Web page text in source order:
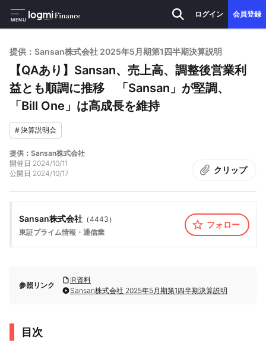
MENU
ログイン 会員登録
提供：Sansan株式会社 2025年5月期第1四半期決算説明
【QAあり】Sansan、売上高、調整後営業利
益とも順調に推移 「Sansan」が堅調、
「Bill One」は高成長を維持
#決算説明会
提供：Sansan株式会社
開催日 2024/10/11
公開日 2024/10/17 クリップ
Sansan株式会社 （4443 ）
東証プライム情報・通信業
フォロー
参照リンク
IR資料
Sansan株式会社 2025年5月期第1四半期決算説明
目次